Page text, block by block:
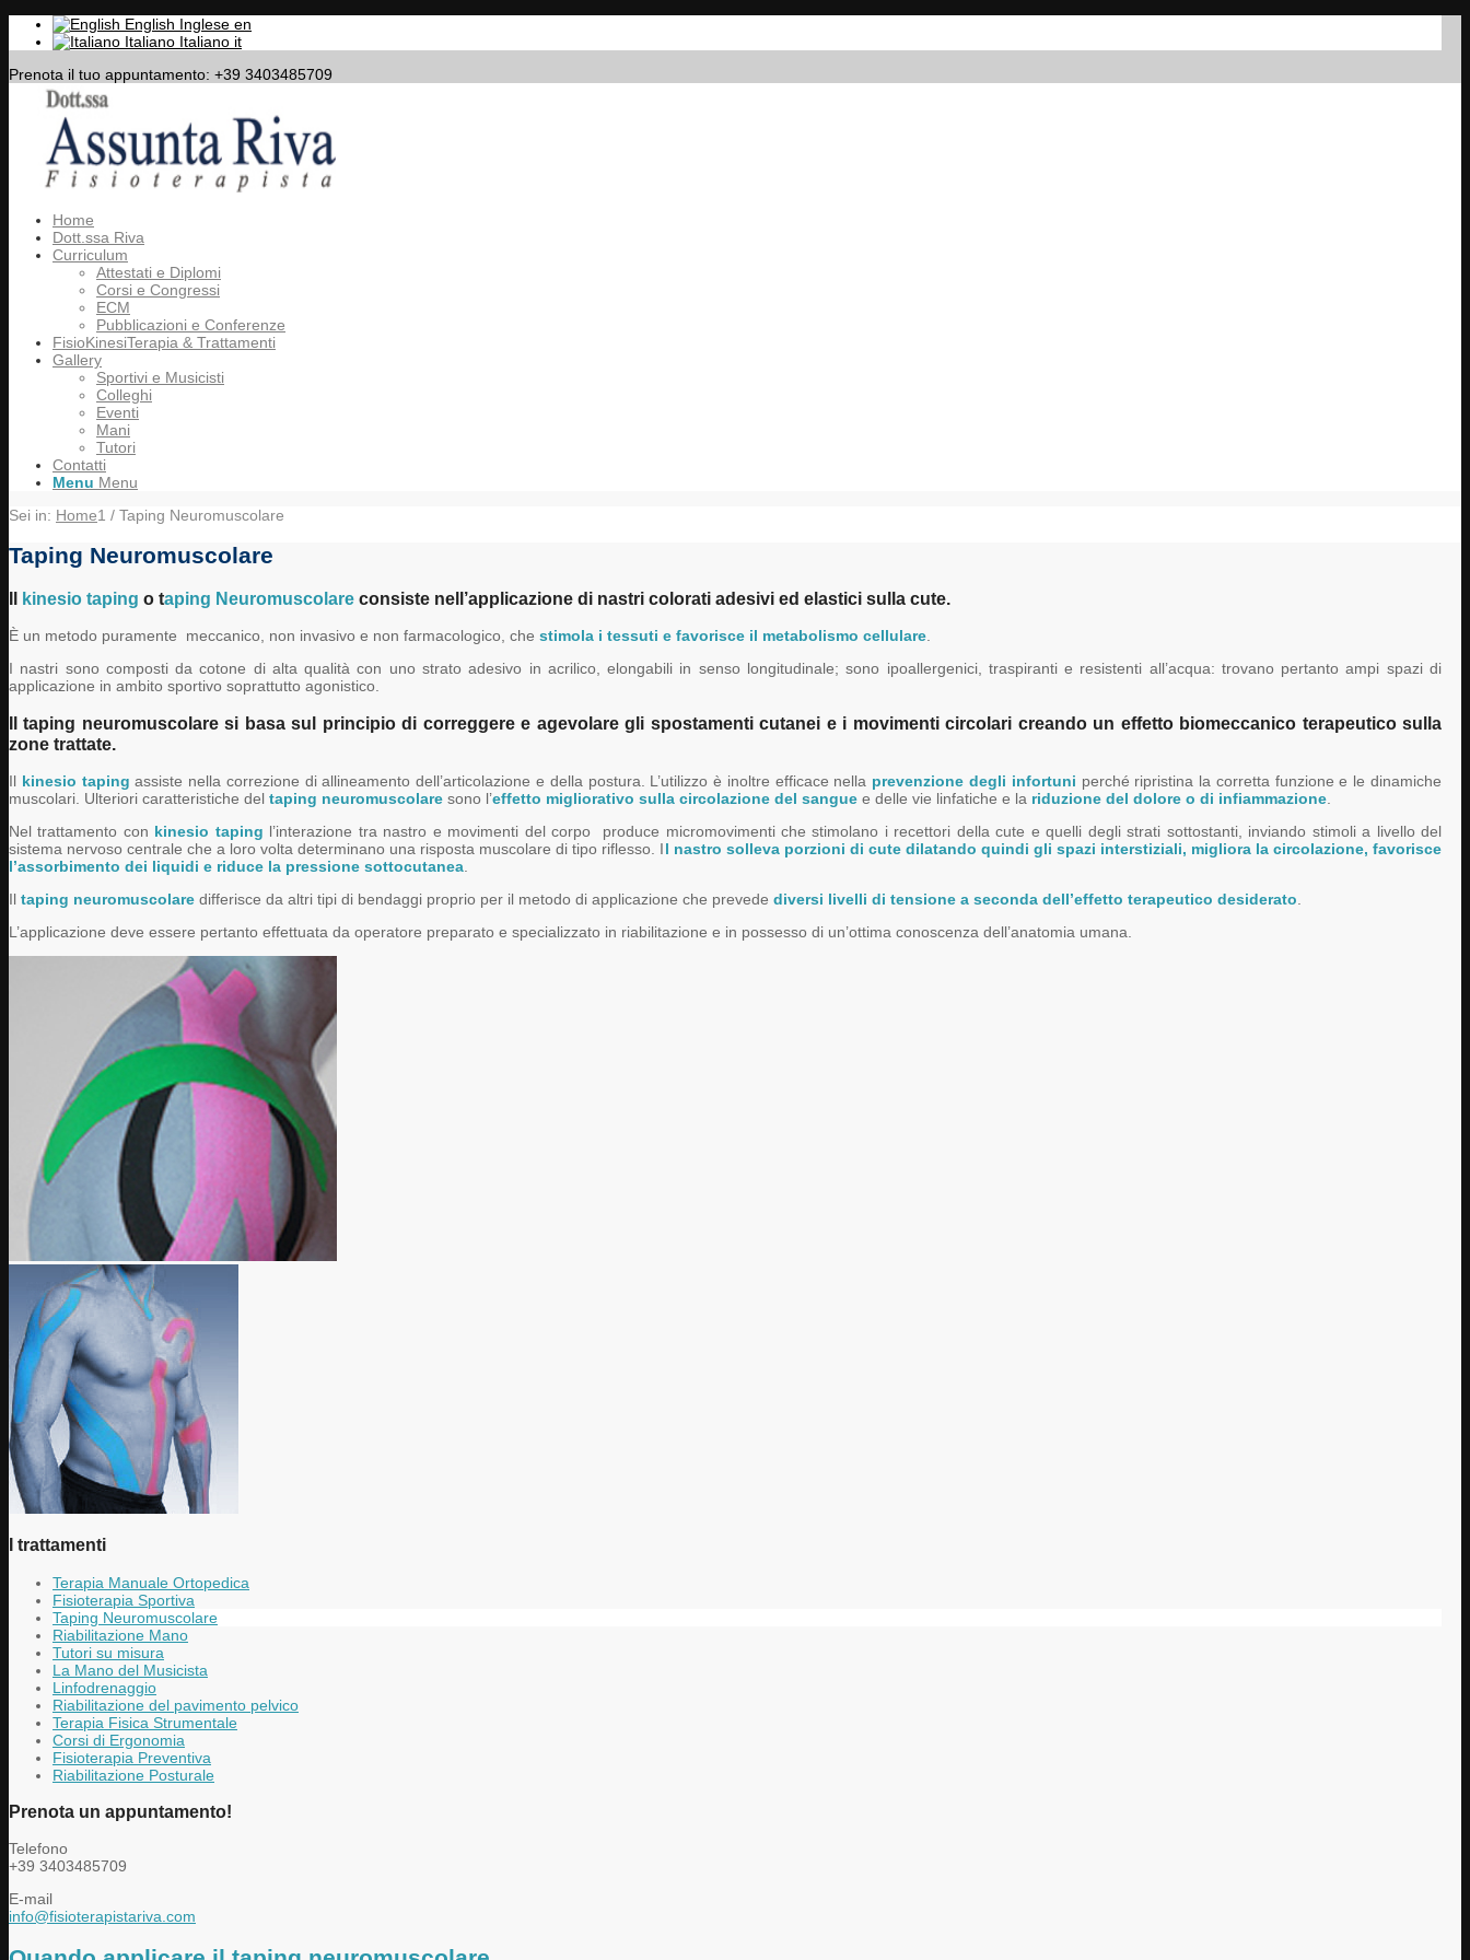
English Inglese en
Italiano Italiano it
Prenota il tuo appuntamento: +39 3403485709
Home
Dott.ssa Riva
Curriculum
Attestati e Diplomi
Corsi e Congressi
ECM
Pubblicazioni e Conferenze
FisioKinesiTerapia & Trattamenti
Gallery
Sportivi e Musicisti
Colleghi
Eventi
Mani
Tutori
Contatti
Menu Menu
Sei in: Home1 / Taping Neuromuscolare
Taping Neuromuscolare
Il kinesio taping o taping Neuromuscolare consiste nell’applicazione di nastri colorati adesivi ed elastici sulla cute.
È un metodo puramente meccanico, non invasivo e non farmacologico, che stimola i tessuti e favorisce il metabolismo cellulare.
I nastri sono composti da cotone di alta qualità con uno strato adesivo in acrilico, elongabili in senso longitudinale; sono ipoallergenici, traspiranti e resistenti all’acqua: trovano pertanto ampi spazi di
applicazione in ambito sportivo soprattutto agonistico.
Il taping neuromuscolare si basa sul principio di correggere e agevolare gli spostamenti cutanei e i movimenti circolari creando un effetto biomeccanico terapeutico sulla
zone trattate.
Il kinesio taping assiste nella correzione di allineamento dell’articolazione e della postura. L’utilizzo è inoltre efficace nella prevenzione degli infortuni perché ripristina la corretta funzione e le dinamiche
muscolari. Ulteriori caratteristiche del taping neuromuscolare sono l’effetto migliorativo sulla circolazione del sangue e delle vie linfatiche e la riduzione del dolore o di infiammazione
Nel trattamento con kinesio taping l’interazione tra nastro e movimenti del corpo produce micromovimenti che stimolano i recettori della cute e quelli degli strati sottostanti, inviando stimoli a livello del
sistema nervoso centrale che a loro volta determinano una risposta muscolare di tipo riflesso. Il nastro solleva porzioni di cute dilatando quindi gli spazi interstiziali, migliora la circolazione, favorisce
l’assorbimento dei liquidi e riduce la pressione sottocutanea
Il taping neuromuscolare differisce da altri tipi di bendaggi proprio per il metodo di applicazione che prevede diversi livelli di tensione a seconda dell’effetto terapeutico desiderato
L’applicazione deve essere pertanto effettuata da operatore preparato e specializzato in riabilitazione e in possesso di un’ottima conoscenza dell’anatomia umana.
I trattamenti
Terapia Manuale Ortopedica
Fisioterapia Sportiva
Taping Neuromuscolare
Riabilitazione Mano
Tutori su misura
La Mano del Musicista
Linfodrenaggio
Riabilitazione del pavimento pelvico
Terapia Fisica Strumentale
Corsi di Ergonomia
Fisioterapia Preventiva
Riabilitazione Posturale
Prenota un appuntamento!
Telefono
+39 3403485709
E-mail
info@fisioterapistariva.com